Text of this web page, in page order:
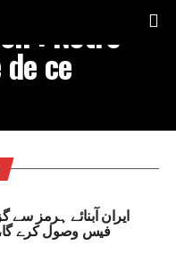
: Notre
ce
ایران آبنائے ہرمز
فیس وصول کرے گا،